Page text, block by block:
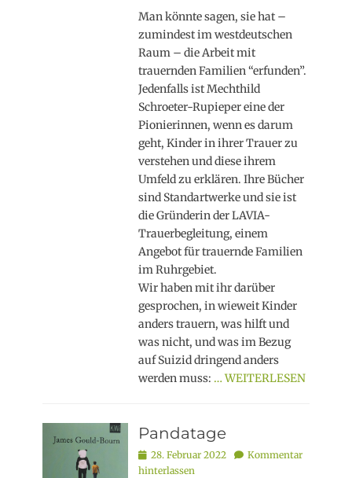
Man könnte sagen, sie hat –
zumindest im westdeutschen
Raum – die Arbeit mit
trauernden Familien “erfunden”.
Jedenfalls ist Mechthild
Schroeter-Rupieper eine der
Pionierinnen, wenn es darum
geht, Kinder in ihrer Trauer zu
verstehen und diese ihrem
Umfeld zu erklären. Ihre Bücher
sind Standartwerke und sie ist
die Gründerin der LAVIA-
Trauerbegleitung, einem
Angebot für trauernde Familien
im Ruhrgebiet.
Wir haben mit ihr darüber
gesprochen, in wieweit Kinder
anders trauern, was hilft und
was nicht, und was im Bezug
auf Suizid dringend anders
werden muss: … WEITERLESEN
Pandatage
Posted
on
28. Februar 2022
Kommentar
hinterlassen